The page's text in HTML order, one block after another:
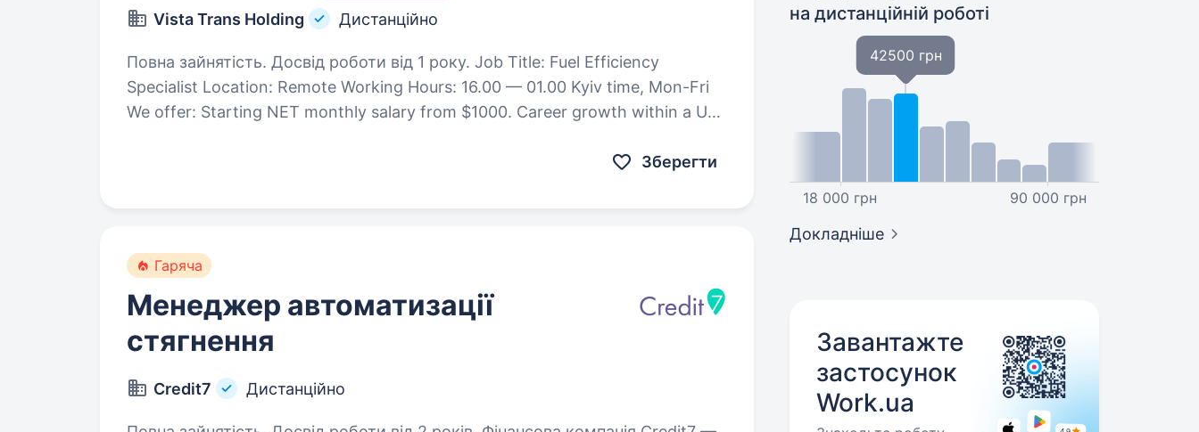
Vista Trans Holding Дистанційно
Повна зайнятість. Досвід роботи від 1 року. Job Title: Fuel Efficiency
Specialist Location: Remote Working Hours: 16.00 — 01.00 Kyiv time, Mon-Fri
We offer: Starting NET monthly salary from $1000. Career growth within a US
Зберегти
Гаряча
Менеджер автоматизації
стягнення
Credit7 Дистанційно
на дистанційній роботі
18 000 грн
42500 грн
90 000 грн
Докладніше
Завантажте
застосунок
Work.ua